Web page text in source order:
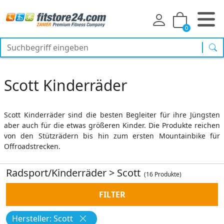
0
Scott Kinderräder
Scott Kinderräder sind die besten Begleiter für ihre Jüngsten
aber auch für die etwas größeren Kinder. Die Produkte reichen
von den Stützrädern bis hin zum ersten Mountainbike für
Offroadstrecken.
Radsport/Kinderräder > Scott (16 Produkte)
FILTER
Hersteller: Scott